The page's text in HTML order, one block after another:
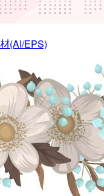
(AI/EPS)